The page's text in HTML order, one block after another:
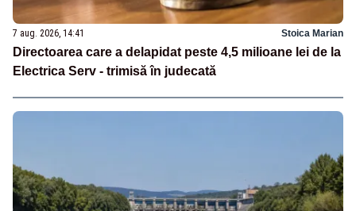
7 aug. 2026, 14:41 Stoica Marian
Directoarea care a delapidat peste 4,5 milioane lei de la
Electrica Serv - trimisă în judecată